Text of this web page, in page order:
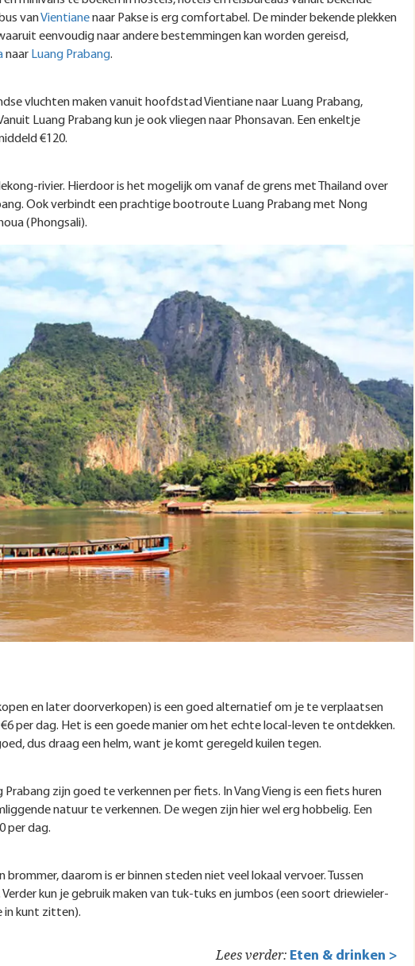
vanVientianenaar Pakse is erg comfortabel. De minder bekende plekken
eenvoudig naar andere bestemmingen kan worden gereisd,
naar Luang Prabang.
vluchten maken vanuit hoofdstad Vientiane naar Luang Prabang,
Luang Prabang kun je ook vliegen naar Phonsavan. Een enkeltje
€120.
rivier. Hierdoor is het mogelijk om vanaf de grens met Thailand over
Ook verbindt een prachtige bootroute Luang Prabang met Nong
(Phongsali).
en later doorverkopen) is een goed alternatief om je te verplaatsen
per dag. Het is een goede manier om het echte local-leven te ontdekken.
dus draag een helm, want je komt geregeld kuilen tegen.
zijn goed te verkennen per fiets. In Vang Vieng is een fiets huren
natuur te verkennen. De wegen zijn hier wel erg hobbelig. Een
per dag.
brommer, daarom is er binnen steden niet veel lokaal vervoer. Tussen
kun je gebruik maken van tuk-tuks en jumbos (een soort driewieler-
in kunt zitten).
Lees verder: Eten & drinken >